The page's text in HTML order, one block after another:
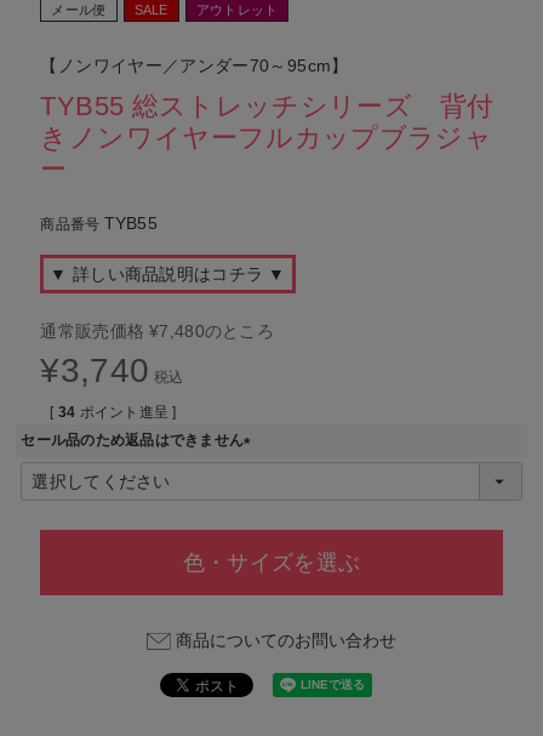
メール便 SALE アウトレット
【ノンワイヤー／アンダー70～95cm】
TYB55 総ストレッチシリーズ 背付
きノンワイヤーフルカップブラジャ
ー
商品番号 TYB55
▼ 詳しい商品説明はコチラ ▼
通常販売価格 ¥7,480のところ
¥3,740 税込
[ 34 ポイント進呈 ]
セール品のため返品はできません
色・サイズを選ぶ
商品についてのお問い合わせ